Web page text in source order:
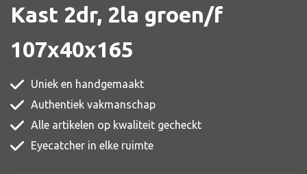
TV meubel
Comode
Alle stoelen
Eetkamer stoel
Kast 2dr, 2la groen/f
107x40x165
Uniek en handgemaakt
Authentiek vakmanschap
Alle artikelen op kwaliteit gecheckt
Eyecatcher in elke ruimte